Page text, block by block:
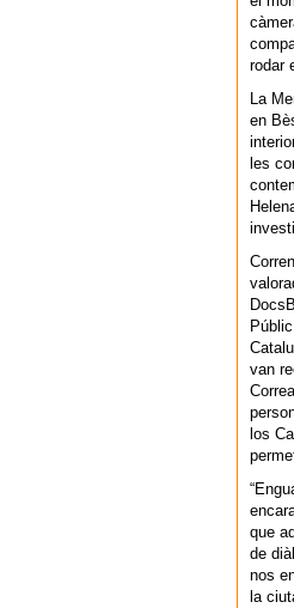
rodar
La
en
les
van
los
que
de
nos
la